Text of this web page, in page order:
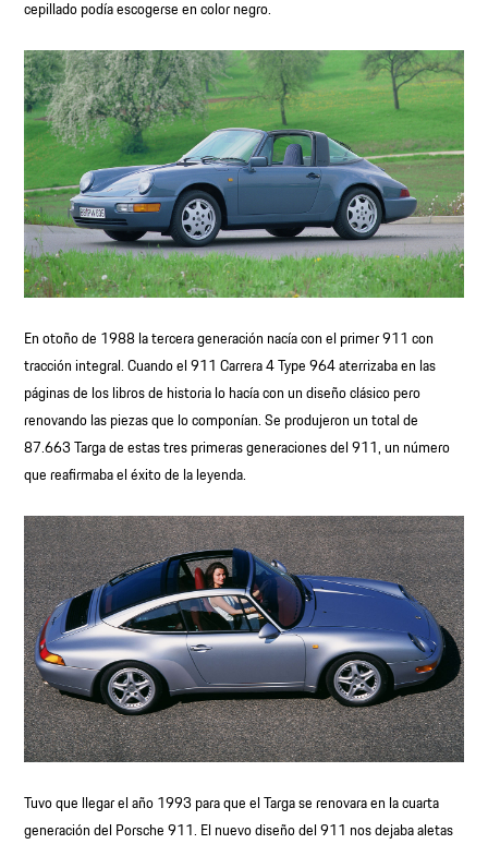
cepillado podía escogerse en color negro.
En otoño de 1988 la tercera generación nacía con el primer 911 con
tracción integral. Cuando el 911 Carrera 4 Type 964 aterrizaba en las
páginas de los libros de historia lo hacía con un diseño clásico pero
renovando las piezas que lo componían. Se produjeron un total de
87.663 Targa de estas tres primeras generaciones del 911, un número
que reafirmaba el éxito de la leyenda.
Tuvo que llegar el año 1993 para que el Targa se renovara en la cuarta
generación del Porsche 911. El nuevo diseño del 911 nos dejaba aletas